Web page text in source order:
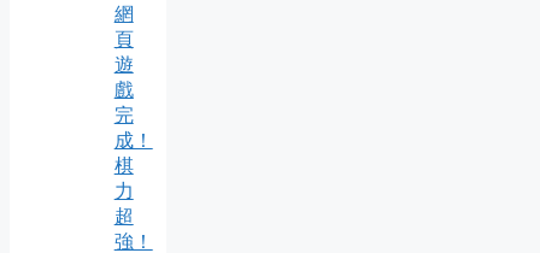
網
頁
遊
戲
完
成！
棋
力
超
強！